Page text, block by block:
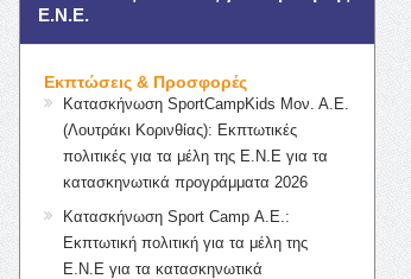
Ε.Ν.Ε.
Εκπτώσεις & Προσφορές
Κατασκήνωση SportCampKids Μον. Α.Ε.
(Λουτράκι Κορινθίας): Εκπτωτικές
πολιτικές για τα μέλη της Ε.Ν.Ε για τα
κατασκηνωτικά προγράμματα 2026
Κατασκήνωση Sport Camp Α.Ε.:
Εκπτωτική πολιτική για τα μέλη της
Ε.Ν.Ε για τα κατασκηνωτικά